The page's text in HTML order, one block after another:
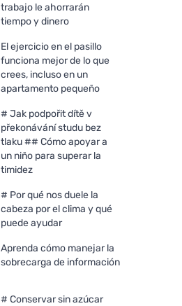
trabajo le ahorrarán
tiempo y dinero
El ejercicio en el pasillo
funciona mejor de lo que
crees, incluso en un
apartamento pequeño
# Jak podpořit dítě v
překonávání studu bez
tlaku ## Cómo apoyar a
un niño para superar la
timidez
# Por qué nos duele la
cabeza por el clima y qué
puede ayudar
Aprenda cómo manejar la
sobrecarga de información
# Conservar sin azúcar